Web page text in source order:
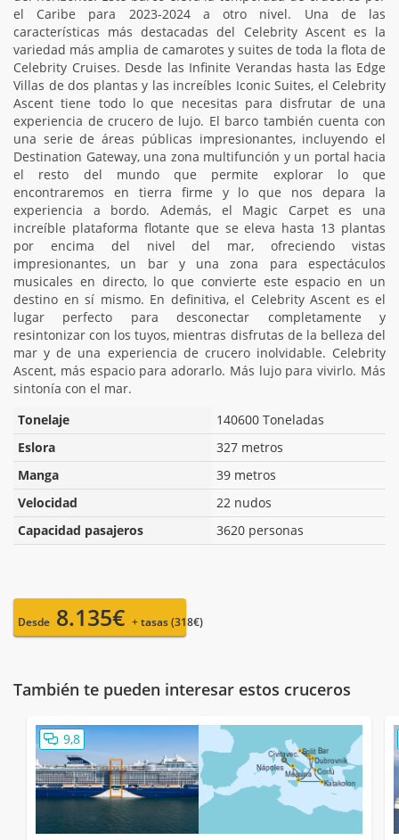
el Caribe para 2023-2024 a otro nivel. Una de las
características más destacadas del Celebrity Ascent es la
variedad más amplia de camarotes y suites de toda la flota de
Celebrity Cruises. Desde las Infinite Verandas hasta las Edge
Villas de dos plantas y las increíbles Iconic Suites, el Celebrity
Ascent tiene todo lo que necesitas para disfrutar de una
experiencia de crucero de lujo. El barco también cuenta con
una serie de áreas públicas impresionantes, incluyendo el
Destination Gateway, una zona multifunción y un portal hacia
el resto del mundo que permite explorar lo que
encontraremos en tierra firme y lo que nos depara la
experiencia a bordo. Además, el Magic Carpet es una
increíble plataforma flotante que se eleva hasta 13 plantas
por encima del nivel del mar, ofreciendo vistas
impresionantes, un bar y una zona para espectáculos
musicales en directo, lo que convierte este espacio en un
destino en sí mismo. En definitiva, el Celebrity Ascent es el
lugar perfecto para desconectar completamente y
resintonizar con los tuyos, mientras disfrutas de la belleza del
mar y de una experiencia de crucero inolvidable. Celebrity
Ascent, más espacio para adorarlo. Más lujo para vivirlo. Más
sintonía con el mar.
Tonelaje
140600 Toneladas
Eslora
327 metros
Manga
39 metros
Velocidad
22 nudos
Capacidad pasajeros
3620 personas
Desde 8.135€ + tasas (318€)
También te pueden interesar estos cruceros
9,8